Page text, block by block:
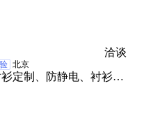
洽谈
北京
定制、防静电、衬衫订
衫定做、工服定做、订
t恤衫、订制t恤衫、订做t